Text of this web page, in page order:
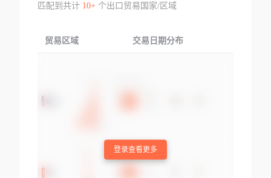
匹配到共计 10+个出口贸易国家/区域
贸易区域 交易日期分布
登录查看更多